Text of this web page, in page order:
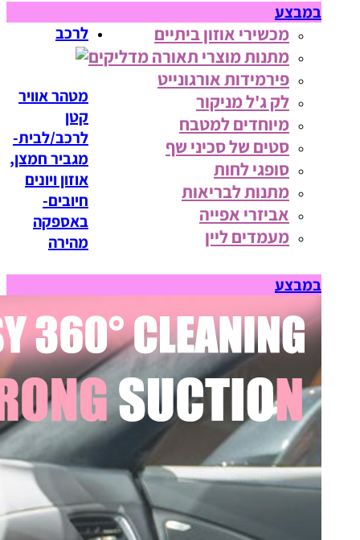
במבצע
מכשירי אוזון ביתיים
מתנות מוצרי תאורה מדליקים
פירמידות אורגונייט
לק ג'ל מניקור
מיוחדים למטבח
סטים של סכיני שף
סופגי לחות
מתנות לבריאות
אביזרי אפייה
מעמדים ליין
לרכב
מטהר אוויר
קטן
לרכב/לבית-
מגביר חמצן,
אוזון ויונים
חיובים-
באספקה
מהירה
במבצע